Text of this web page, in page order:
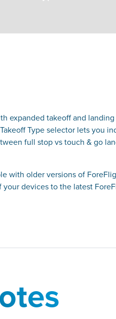
expanded takeoff and
Type selector lets you
full stop vs touch & go
with older versions of
devices to the latest